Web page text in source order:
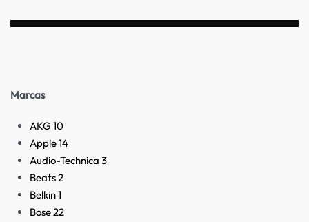
Marcas
AKG 10
Apple14
Audio-Technica 3
Beats2
Belkin1
Bose22